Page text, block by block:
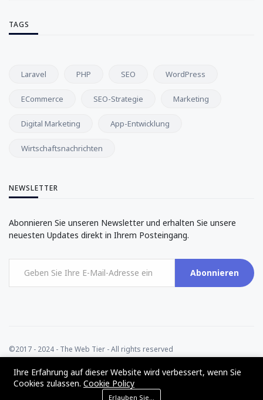
TAGS
Laravel PHP SEO WordPress
ECommerce SEO-Strategie Marketing
Digital Marketing App-Entwicklung
Wirtschaftsnachrichten
NEWSLETTER
Abonnieren Sie unseren Newsletter und erhalten Sie unsere
neuesten Updates direkt in Ihrem Posteingang.
Abonnieren
©2017 - 2024 - The Web Tier - All rights reserved
Ihre Erfahrung auf dieser Website wird verbessert, wenn Sie
Cookies zulassen. Cookie Policy
Erlauben Sie Cookies